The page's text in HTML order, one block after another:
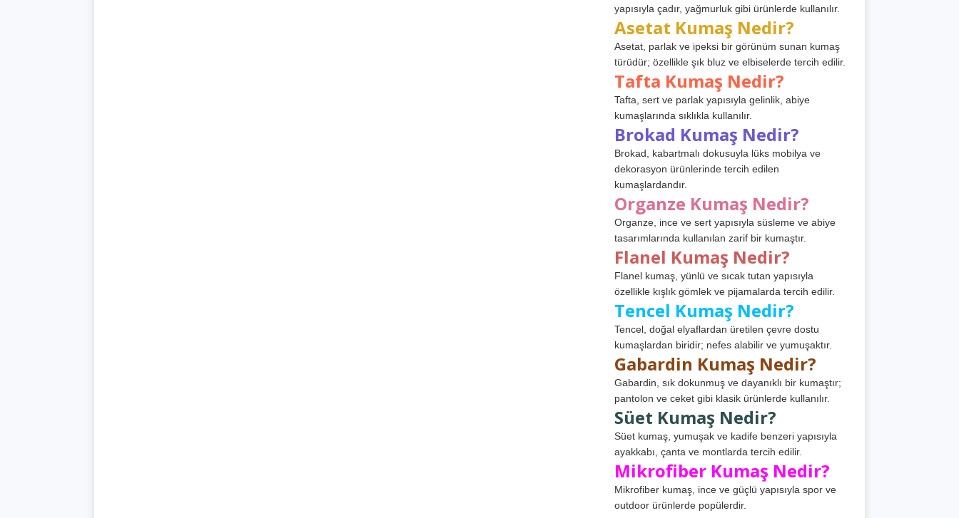
yapısıyla çadır, yağmurluk gibi ürünlerde kullanılır.
Asetat Kumaş Nedir?
Asetat, parlak ve ipeksi bir görünüm sunan kumaş
türüdür; özellikle şık bluz ve elbiselerde tercih edilir.
Tafta Kumaş Nedir?
Tafta, sert ve parlak yapısıyla gelinlik, abiye
kumaşlarında sıklıkla kullanılır.
Brokad Kumaş Nedir?
Brokad, kabartmalı dokusuyla lüks mobilya ve
dekorasyon ürünlerinde tercih edilen
kumaşlardandır.
Organze Kumaş Nedir?
Organze, ince ve sert yapısıyla süsleme ve abiye
tasarımlarında kullanılan zarif bir kumaştır.
Flanel Kumaş Nedir?
Flanel kumaş, yünlü ve sıcak tutan yapısıyla
özellikle kışlık gömlek ve pijamalarda tercih edilir.
Tencel Kumaş Nedir?
Tencel, doğal elyaflardan üretilen çevre dostu
kumaşlardan biridir; nefes alabilir ve yumuşaktır.
Gabardin Kumaş Nedir?
Gabardin, sık dokunmuş ve dayanıklı bir kumaştır;
pantolon ve ceket gibi klasik ürünlerde kullanılır.
Süet Kumaş Nedir?
Süet kumaş, yumuşak ve kadife benzeri yapısıyla
ayakkabı, çanta ve montlarda tercih edilir.
Mikrofiber Kumaş Nedir?
Mikrofiber kumaş, ince ve güçlü yapısıyla spor ve
outdoor ürünlerde popülerdir.